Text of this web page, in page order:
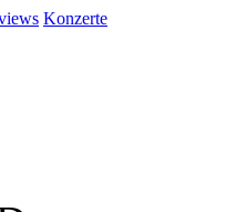
Konzerte